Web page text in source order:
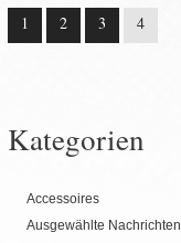
1 2 3 4
Kategorien
Accessoires
Ausgewählte Nachrichten